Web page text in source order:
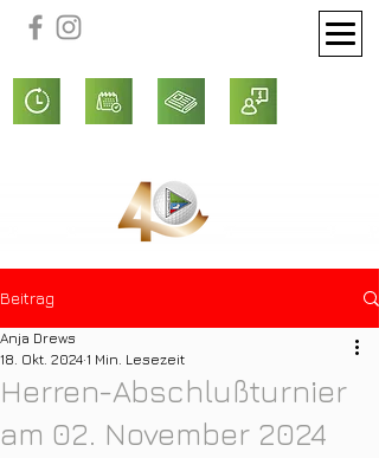
Beitrag
Herren-Abschlußturnier
am 02. November 2024
Anja Drews
18. Okt. 2024 1 Min. Lesezeit